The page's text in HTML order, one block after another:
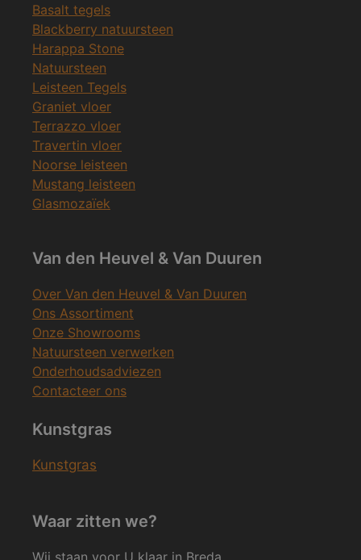
Basalt tegels
Blackberry natuursteen
Harappa Stone
Natuursteen
Leisteen Tegels
Graniet vloer
Terrazzo vloer
Travertin vloer
Noorse leisteen
Mustang leisteen
Glasmozaïek
Van den Heuvel & Van Duuren
Over Van den Heuvel & Van Duuren
Ons Assortiment
Onze Showrooms
Natuursteen verwerken
Onderhoudsadviezen
Contacteer ons
Kunstgras
Kunstgras
Waar zitten we?